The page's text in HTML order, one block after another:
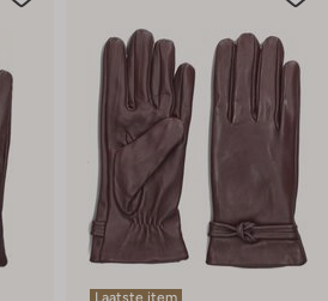
Laatste item